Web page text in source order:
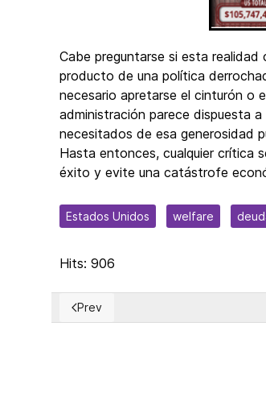
Cabe preguntarse si esta
producto de una política
necesario apretarse el cinturón o
administración parece dispuesta
necesitados de esa generosidad
Hasta entonces, cualquier crítica
éxito y evite una catástrofe
Estados Unidos welfare
Hits: 906
Previous article: ¿Contemplamos
Prev